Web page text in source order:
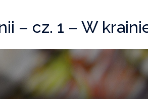
– cz. 1 – W